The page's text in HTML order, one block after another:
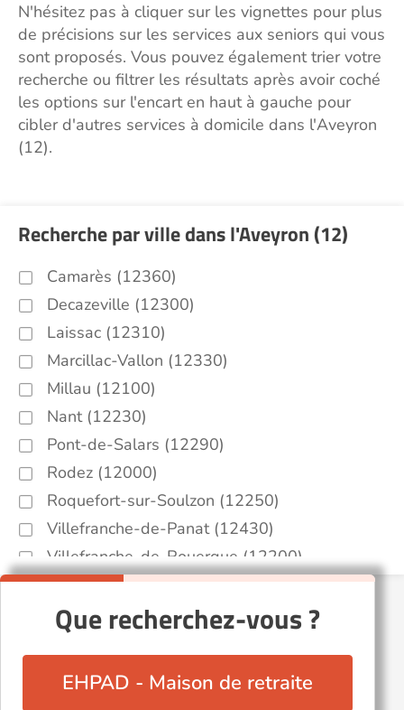
N'hésitez pas à cliquer sur les vignettes pour plus
de précisions sur les services aux seniors qui vous
sont proposés. Vous pouvez également trier votre
recherche ou filtrer les résultats après avoir coché
les options sur l'encart en haut à gauche pour
cibler d'autres services à domicile dans l'Aveyron
(12).
Recherche par ville dans l'Aveyron (12)
Camarès (12360)
Decazeville (12300)
Laissac (12310)
Marcillac-Vallon (12330)
Millau (12100)
Nant (12230)
Pont-de-Salars (12290)
Rodez (12000)
Roquefort-sur-Soulzon (12250)
Villefranche-de-Panat (12430)
Villefranche-de-Rouergue (12200)
Viviez (12110)
Que recherchez-vous ?
EHPAD - Maison de retraite